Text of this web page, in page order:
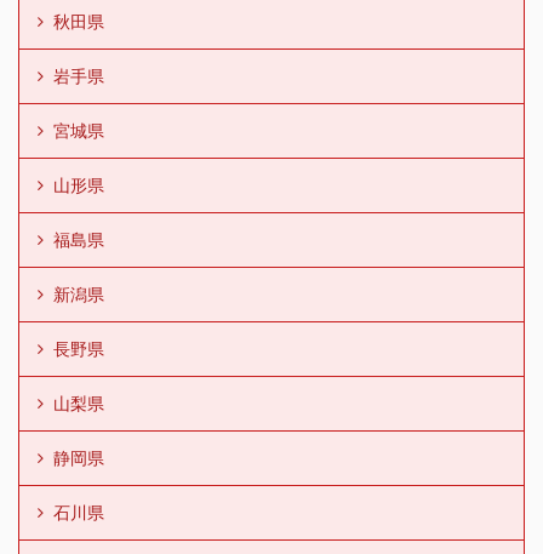
秋田県
岩手県
宮城県
山形県
福島県
新潟県
長野県
山梨県
静岡県
石川県